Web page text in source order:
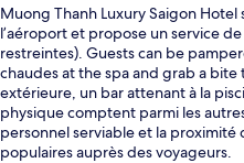
Muong Thanh Luxury Saigon
l’aéroport et propose un service
restreintes). Guests can be
chaudes at the spa and grab a
extérieure, un bar attenant à la
physique comptent parmi les
personnel serviable et la proximité
populaires auprès des voyageurs.